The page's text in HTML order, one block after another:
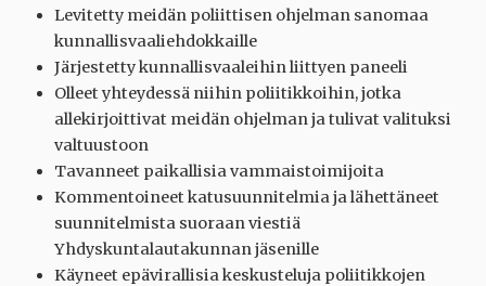
Levitetty meidän poliittisen ohjelman sanomaa
kunnallisvaaliehdokkaille
Järjestetty kunnallisvaaleihin liittyen paneeli
Olleet yhteydessä niihin poliitikkoihin, jotka
allekirjoittivat meidän ohjelman ja tulivat valituksi
valtuustoon
Tavanneet paikallisia vammaistoimijoita
Kommentoineet katusuunnitelmia ja lähettäneet
suunnitelmista suoraan viestiä
Yhdyskuntalautakunnan jäsenille
Käyneet epävirallisia keskusteluja poliitikkojen